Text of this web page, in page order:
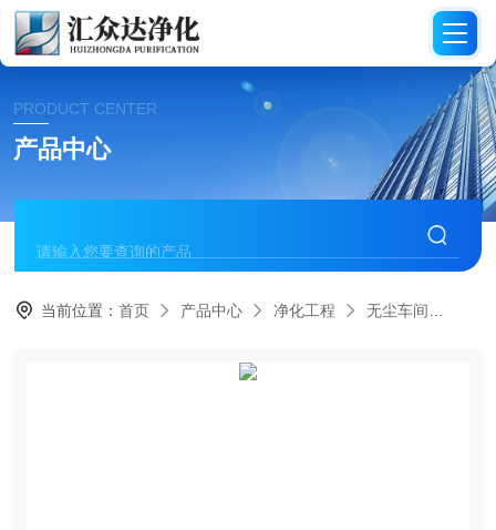
PRODUCT CENTER
产品中心
当前位置：首页 产品中心 净化工程 无尘车间